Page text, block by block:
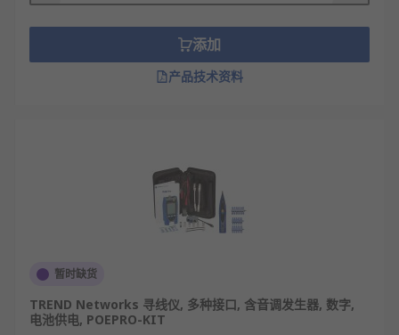
添加
产品技术资料
暂时缺货
TREND Networks 寻线仪, 多种接口, 含音调发生器, 数字,
电池供电, POEPRO-KIT